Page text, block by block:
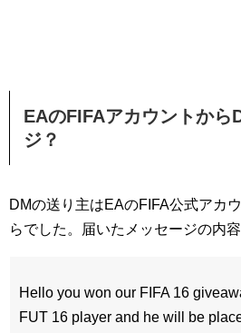
EAのFIFAアカウントから
ジ？
DMの送り主はEAのFIFA公式アカ
らでした。届いたメッセージの内
Hello you won our FIFA 16
FUT 16 player and he will be